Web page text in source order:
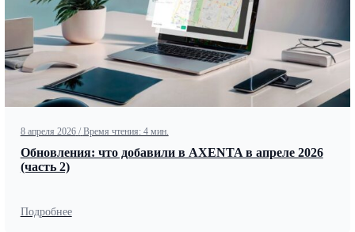
8 апреля 2026 / Время чтения: 4 мин.
Обновления: что добавили в AXENTA в апреле 2026
(часть 2)
Подробнее